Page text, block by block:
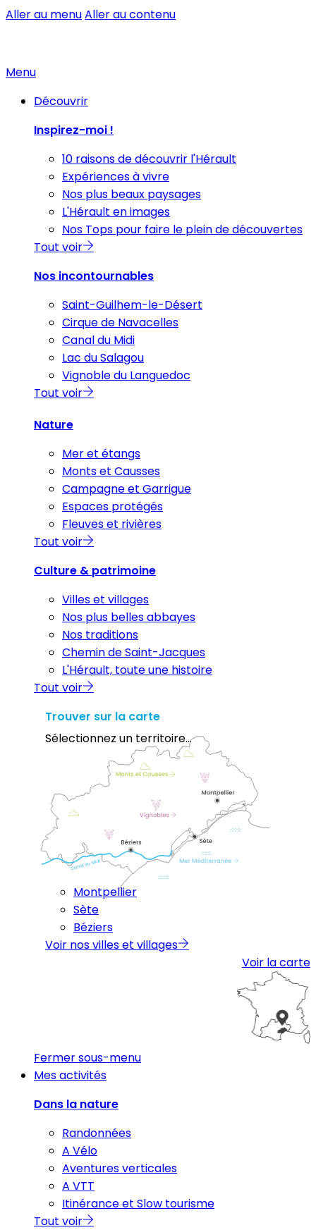
Aller au menuAller au contenu
Menu
Découvrir
Inspirez-moi !
10 raisons de découvrir l'Hérault
Expériences à vivre
Nos plus beaux paysages
L'Hérault en images
Nos Tops pour faire le plein de découvertes
Tout voir
Nos incontournables
Saint-Guilhem-le-Désert
Cirque de Navacelles
Canal du Midi
Lac du Salagou
Vignoble du Languedoc
Tout voir
Nature
Mer et étangs
Monts et Causses
Campagne et Garrigue
Espaces protégés
Fleuves et rivières
Tout voir
Culture & patrimoine
Villes et villages
Nos plus belles abbayes
Nos traditions
Chemin de Saint-Jacques
L'Hérault, toute une histoire
Tout voir
Trouver sur la carte
Sélectionnez un territoire...
Montpellier
Sète
Béziers
Voir nos villes et villages
Voir la carte
Fermer sous-menu
Mes activités
Dans la nature
Randonnées
A Vélo
Aventures verticales
A VTT
Itinérance et Slow tourisme
Tout voir